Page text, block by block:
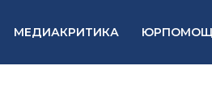
МЕДИАКРИТИКА